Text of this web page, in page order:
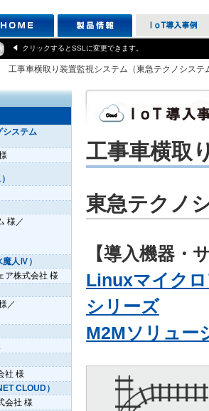
クリックするとSSLに変更できます。
工事車横取り装置監視システム（東急テクノシステ
工事車横取
東急テクノ
【導入機器・
Linuxマイク
シリーズ
M2Mソリュ
システム
様／
人Ⅳ）
ア株式会社 様
／
社 様
CLOUD）
会社 様